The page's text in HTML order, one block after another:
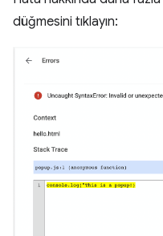
düğmesini tıklayın: